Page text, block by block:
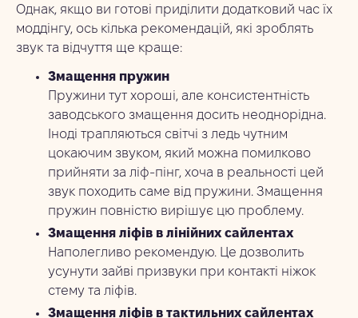
Однак, якщо ви готові приділити додатковий час їх
моддінгу, ось кілька рекомендацій, які зроблять
звук та відчуття ще краще:
Змащення пружин
Пружини тут хороші, але консистентність
заводського змащення досить неоднорідна.
Іноді трапляються світчі з ледь чутним
цокаючим звуком, який можна помилково
прийняти за ліф-пінг, хоча в реальності цей
звук походить саме від пружини. Змащення
пружин повністю вирішує цю проблему.
Змащення ліфів в лінійних сайлентах
Наполегливо рекомендую. Це дозволить
усунути зайві призвуки при контакті ніжок
стему та ліфів.
Змащення ліфів в тактильних сайлентах